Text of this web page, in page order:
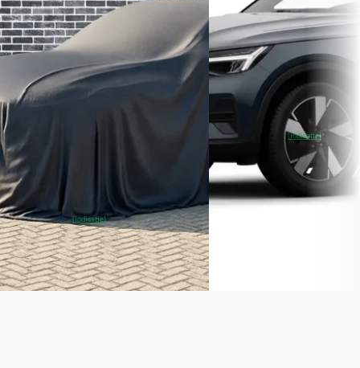
v.a. € 952/mnd
Marktconform
2025 · 29.389 km · Elektrisch ·
Automaat
Nieuwenhuijse Apeldoorn
Apeldoorn
Gisteren geplaatst
~97% SoH(indicatie)Bekijk
aanbieding →
Vergelijk
v.a. € 1.080/mnd
Marktconform
2026 · 15 km · Elektrisch
Broekhuis Volvo Bilthoven
~100 % SoH(indicatie)Bekijk
aanbieding →
Vergelijk